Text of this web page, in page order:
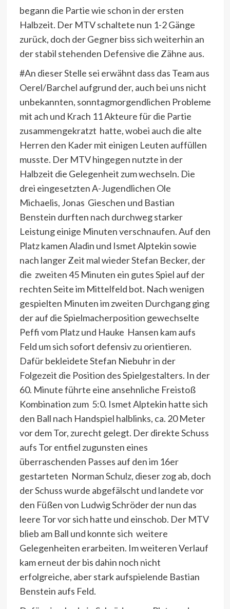
begann die Partie wie schon in der ersten
Halbzeit. Der MTV schaltete nun 1-2 Gänge
zurück, doch der Gegner biss sich weiterhin an
der stabil stehenden Defensive die Zähne aus.
#An dieser Stelle sei erwähnt dass das Team aus
Oerel/Barchel aufgrund der, auch bei uns nicht
unbekannten, sonntagmorgendlichen Probleme
mit ach und Krach 11 Akteure für die Partie
zusammengekratzt hatte, wobei auch die alte
Herren den Kader mit einigen Leuten auffüllen
musste. Der MTV hingegen nutzte in der
Halbzeit die Gelegenheit zum wechseln. Die
drei eingesetzten A-Jugendlichen Ole
Michaelis, Jonas Gieschen und Bastian
Benstein durften nach durchweg starker
Leistung einige Minuten verschnaufen. Auf den
Platz kamen Aladin und Ismet Alptekin sowie
nach langer Zeit mal wieder Stefan Becker, der
die zweiten 45 Minuten ein gutes Spiel auf der
rechten Seite im Mittelfeld bot. Nach wenigen
gespielten Minuten im zweiten Durchgang ging
der auf die Spielmacherposition gewechselte
Peffi vom Platz und Hauke Hansen kam aufs
Feld um sich sofort defensiv zu orientieren.
Dafür bekleidete Stefan Niebuhr in der
Folgezeit die Position des Spielgestalters. In der
60. Minute führte eine ansehnliche Freistoß
Kombination zum 5:0. Ismet Alptekin hatte sich
den Ball nach Handspiel halblinks, ca. 20 Meter
vor dem Tor, zurecht gelegt. Der direkte Schuss
aufs Tor entfiel zugunsten eines
überraschenden Passes auf den im 16er
gestarteten Norman Schulz, dieser zog ab, doch
der Schuss wurde abgefälscht und landete vor
den Füßen von Ludwig Schröder der nun das
leere Tor vor sich hatte und einschob. Der MTV
blieb am Ball und konnte sich weitere
Gelegenheiten erarbeiten. Im weiteren Verlauf
kam erneut der bis dahin noch nicht
erfolgreiche, aber stark aufspielende Bastian
Benstein aufs Feld.